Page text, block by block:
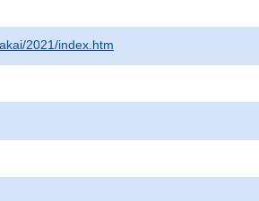
2021/index.htm